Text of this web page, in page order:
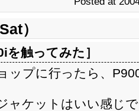
）
を触ってみた ］
ップに行ったら、
ャケットはいい感じ